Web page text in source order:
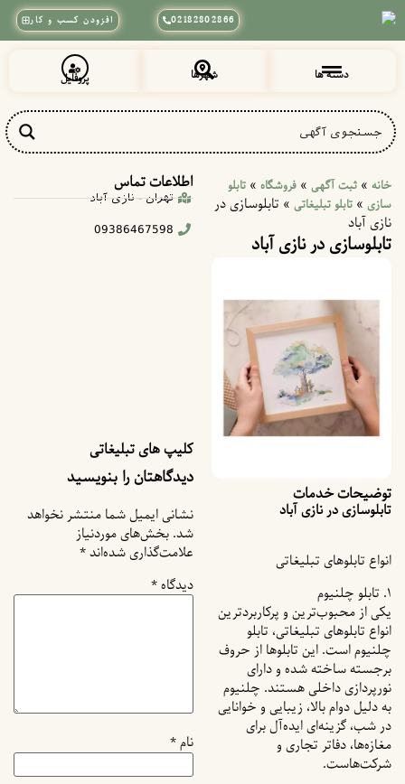
02182802866 افزودن کسب و کار
دسته ها شهرها پروفایل
خانه » ثبت آگهی » فروشگاه » تابلو
سازی » تابلو تبلیغاتی » تابلوسازی در
نازی آباد
تابلوسازی در نازی آباد
توضیحات خدمات
تابلوسازی در نازی آباد
انواع تابلوهای تبلیغاتی
۱. تابلو چلنیوم
یکی از محبوب‌ترین و پرکاربردترین
انواع تابلوهای تبلیغاتی، تابلو
چلنیوم است. این تابلوها از حروف
برجسته ساخته شده و دارای
نورپردازی داخلی هستند. چلنیوم
به دلیل دوام بالا، زیبایی و خوانایی
در شب، گزینه‌ای ایده‌آل برای
مغازه‌ها، دفاتر تجاری و
شرکت‌هاست.
اطلاعات تماس
تهران - نازی آباد
09386467598
کلیپ های تبلیغاتی
دیدگاهتان را بنویسید
نشانی ایمیل شما منتشر نخواهد
شد. بخش‌های موردنیاز
علامت‌گذاری شده‌اند*
دیدگاه*
نام*